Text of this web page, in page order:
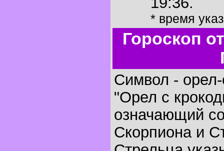
* время
Гороскоп
Символ - орел-
"Орел с
означающий
Скорпиона и